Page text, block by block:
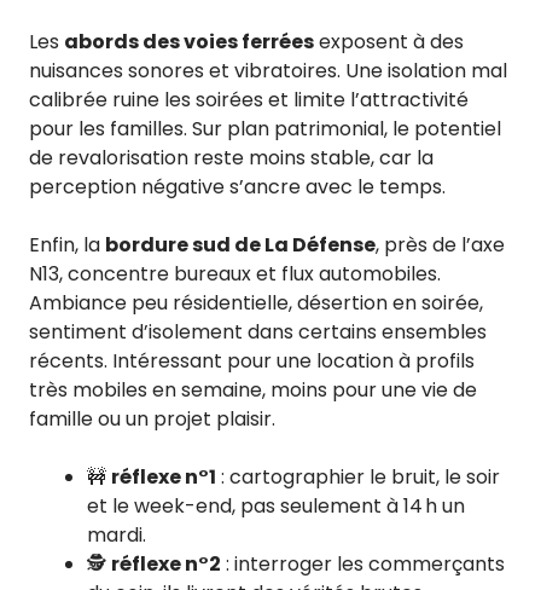
Les abords des voies ferréesexposent à des
nuisances sonores et vibratoires. Une isolation mal
calibrée ruine les soirées et limite l’attractivité
pour les familles. Sur plan patrimonial, le potentiel
de revalorisation reste moins stable, car la
perception négative s’ancre avec le temps.
Enfin, la bordure sud de La Défense, près de l’axe
N13, concentre bureaux et flux automobiles.
Ambiance peu résidentielle, désertion en soirée,
sentiment d’isolement dans certains ensembles
récents. Intéressant pour une location à profils
très mobiles en semaine, moins pour une vie de
famille ou un projet plaisir.
🚧 réflexe n°1 : cartographier le bruit, le soir
et le week-end, pas seulement à 14 h un
mardi.
🕵️ réflexe n°2 : interroger les commerçants